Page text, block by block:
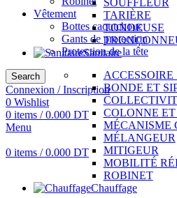
Vêtement
Bottes caoutchouc
Gants de protection
Protection de la tête
Search
Connexion / Inscription
0 Wishlist
0 items / 0.000 DT
Menu
0 items / 0.000 DT
SOUFFLEUR
TARIÈRE
TONDEUSE
Sanitaire
BONDE ET
COLONNE
MÉCANISME
MÉLANGEUR
MITIGEUR
MOBILITÉ
ROBINET
Chauffage